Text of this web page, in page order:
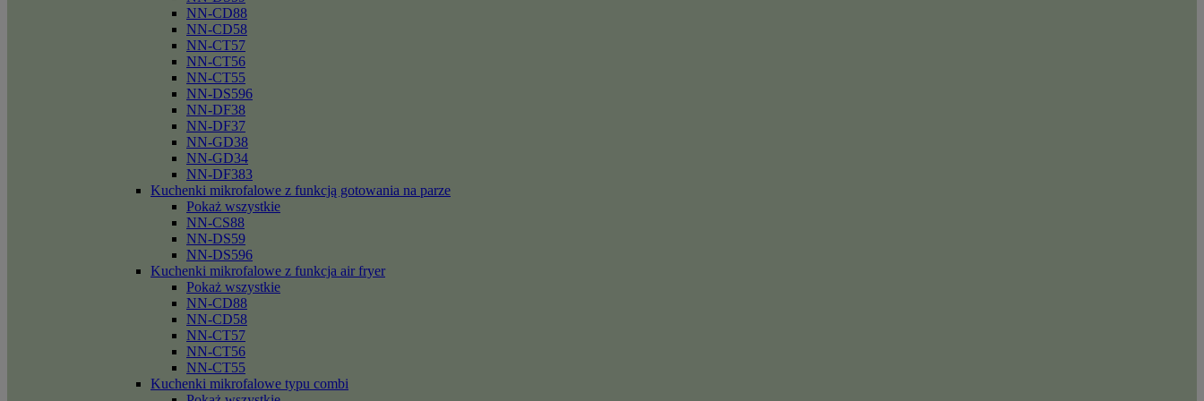
NN-CD88
NN-CD58
NN-CT57
NN-CT56
NN-CT55
NN-DS596
NN-DF38
NN-DF37
NN-GD38
NN-GD34
NN-DF383
Kuchenki mikrofalowe z funkcją gotowania na parze
Pokaż wszystkie
NN-CS88
NN-DS59
NN-DS596
Kuchenki mikrofalowe z funkcja air fryer
Pokaż wszystkie
NN-CD88
NN-CD58
NN-CT57
NN-CT56
NN-CT55
Kuchenki mikrofalowe typu combi